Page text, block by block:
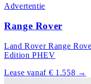
Advertentie
Range Rover
Land Rover Range
Edition PHEV
Lease vanaf € 1.558 →